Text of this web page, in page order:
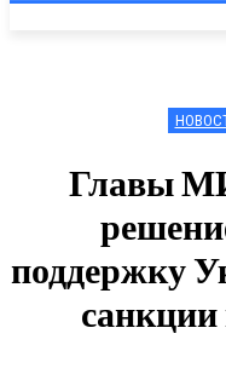
Главы
поддержку